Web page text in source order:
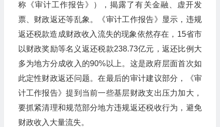
称《审计工作报告》），揭露了有关金融、虚开发
票、财政返还等乱象。《审计工作报告》显示，违规
返还税款造成财政收入流失的现象依然存在，15省市
以财政奖励等名义返还税款238.73亿元，返还比例大
多为地方分成收入的90%以上。这是政府层面首次如
此定性财政返还问题。在最后的审计建议部分，《审
计工作报告》提到当前一些基层财政支出压力加大，
要抓紧清理和规范部分地方违规返还税收行为，避免
财政收入大量流失。